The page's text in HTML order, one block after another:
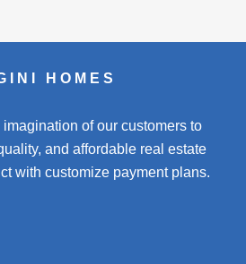
HOMES
of our customers to
and affordable real estate
with customize payment plans.